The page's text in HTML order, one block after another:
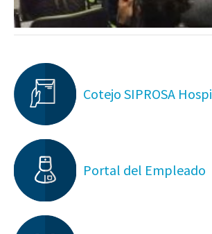
Cotejo SIPROSA
Portal del Empleado